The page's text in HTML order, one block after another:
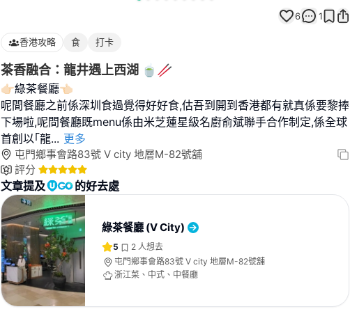
6 1
香港攻略 食 打卡
茶香融合：龍井遇上西湖 🍵🥢
👉🏻綠茶餐廳👈🏻
呢間餐廳之前係深圳食過覺得好好食,估吾到開到香港都有就真係要黎捧
下場啦,呢間餐廳既menu係由米芝蓮星級名廚俞斌聯手合作制定,係全球
首創以｢龍... 更多
屯門鄉事會路83號 V city 地層M-82號舖
評分
文章提及 的好去處
綠茶餐廳 (V City)
5 2 人想去
屯門鄉事會路83號 V city 地層M-82號舖
浙江菜、中式、中餐廳